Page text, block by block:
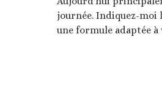
journée. Indiquez-moi
une formule adaptée à